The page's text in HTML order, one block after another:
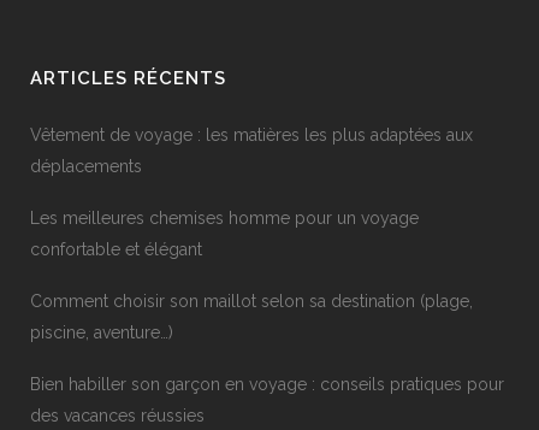
ARTICLES RÉCENTS
Vêtement de voyage : les matières les plus adaptées aux
déplacements
Les meilleures chemises homme pour un voyage
confortable et élégant
Comment choisir son maillot selon sa destination (plage,
piscine, aventure…)
Bien habiller son garçon en voyage : conseils pratiques pour
des vacances réussies